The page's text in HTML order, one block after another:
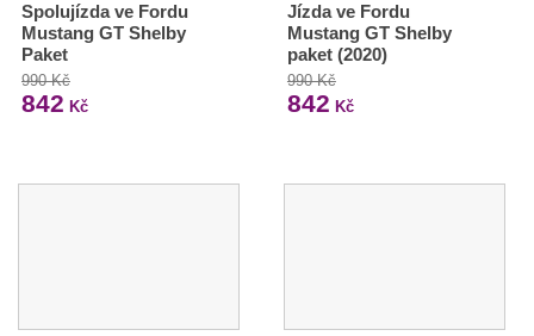
Spolujízda ve Fordu
Mustang GT Shelby
Paket
990 Kč
842 Kč
Jízda ve Fordu
Mustang GT Shelby
paket (2020)
990 Kč
842 Kč